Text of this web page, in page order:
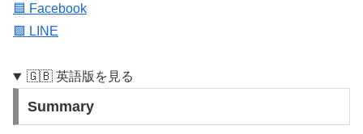
🟦 Facebook
🟩 LINE
🇬🇧 英語版を見る
Summary